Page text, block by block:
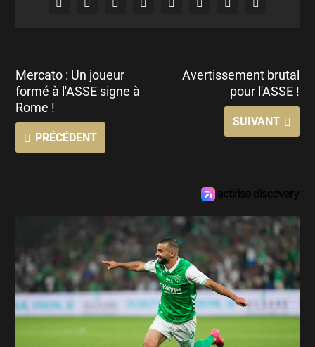
Mercato : Un joueur
formé à l'ASSE signe à
Rome !
PRÉCÉDENT
Avertissement brutal
pour l'ASSE !
SUIVANT